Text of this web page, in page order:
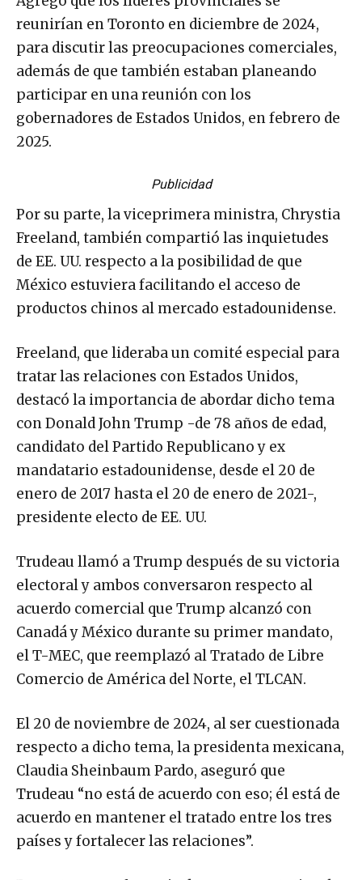
reunirían en Toronto en diciembre de 2024,
para discutir las preocupaciones comerciales,
además de que también estaban planeando
participar en una reunión con los
gobernadores de Estados Unidos, en febrero de
2025.
Publicidad
Por su parte, la viceprimera ministra, Chrystia
Freeland, también compartió las inquietudes
de EE. UU. respecto a la posibilidad de que
México estuviera facilitando el acceso de
productos chinos al mercado estadounidense.
Freeland, que lideraba un comité especial para
tratar las relaciones con Estados Unidos,
destacó la importancia de abordar dicho tema
con Donald John Trump -de 78 años de edad,
candidato del Partido Republicano y ex
mandatario estadounidense, desde el 20 de
enero de 2017 hasta el 20 de enero de 2021-,
presidente electo de EE. UU.
Trudeau llamó a Trump después de su victoria
electoral y ambos conversaron respecto al
acuerdo comercial que Trump alcanzó con
Canadá y México durante su primer mandato,
el T-MEC, que reemplazó al Tratado de Libre
Comercio de América del Norte, el TLCAN.
El 20 de noviembre de 2024, al ser cuestionada
respecto a dicho tema, la presidenta mexicana,
Claudia Sheinbaum Pardo, aseguró que
Trudeau “no está de acuerdo con eso; él está de
acuerdo en mantener el tratado entre los tres
países y fortalecer las relaciones”.